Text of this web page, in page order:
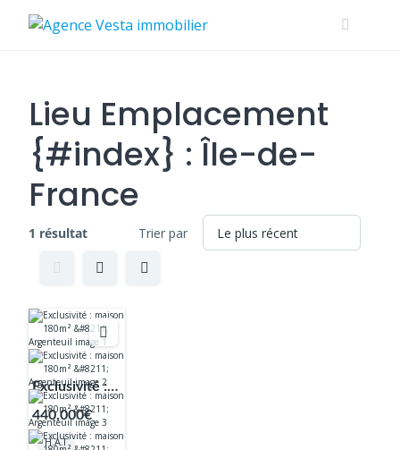
Lieu Emplacement
{#index} : Île-de-
France
1 résultat Trier par
Exclusivité :
maison 180m²
– Argenteuil
440,000€
H.A.I